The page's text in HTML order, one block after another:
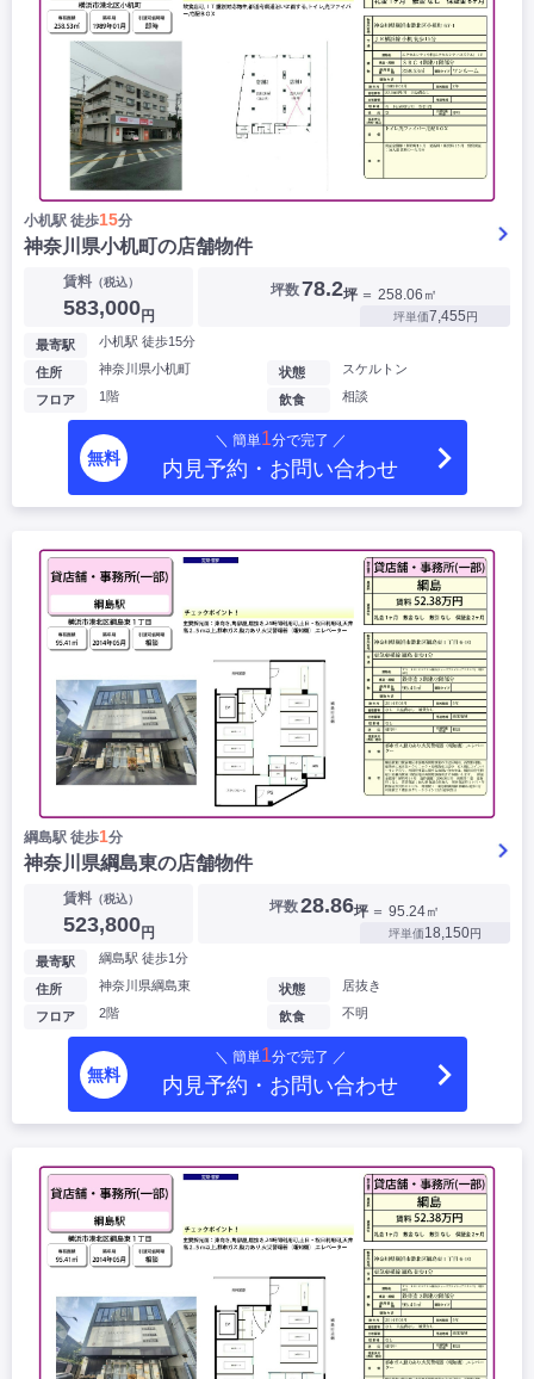
小机駅 徒歩15分
神奈川県小机町の店舗物件
賃料（税込）
583,000円
坪数78.2坪 ＝ 258.06㎡
坪単価7,455円
最寄駅 小机駅 徒歩15分
住所 神奈川県小机町
フロア 1階
状態 スケルトン
飲食 相談
無料
＼ 簡単1分で完了 ／
内見予約・お問い合わせ
綱島駅 徒歩1分
神奈川県綱島東の店舗物件
賃料（税込）
523,800円
坪数28.86坪 ＝ 95.24㎡
坪単価18,150円
最寄駅 綱島駅 徒歩1分
住所 神奈川県綱島東
フロア 2階
状態 居抜き
飲食 不明
無料
＼ 簡単1分で完了 ／
内見予約・お問い合わせ